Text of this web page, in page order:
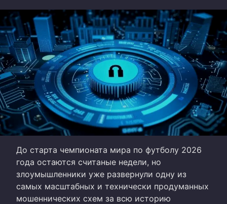
До старта чемпионата мира по футболу 2026
года остаются считаные недели, но
злоумышленники уже развернули одну из
самых масштабных и технически продуманных
мошеннических схем за всю историю